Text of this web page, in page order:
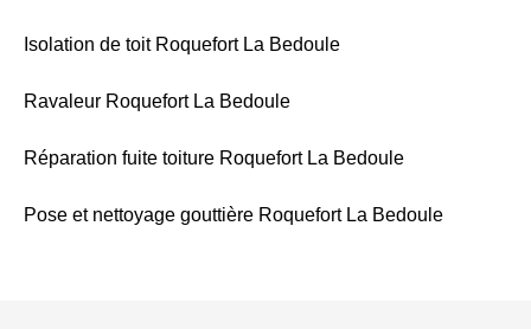
Isolation de toit Roquefort La Bedoule
Ravaleur Roquefort La Bedoule
Réparation fuite toiture Roquefort La Bedoule
Pose et nettoyage gouttière Roquefort La Bedoule